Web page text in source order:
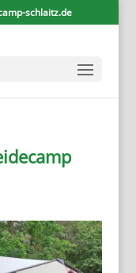
schlaitz.de